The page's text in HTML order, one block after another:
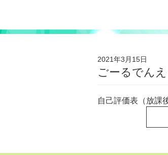
2021年3月15日
ごーるでん
自己評価表（放課